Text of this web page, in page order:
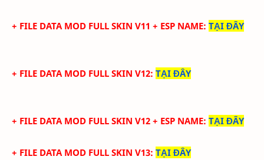
+ FILE DATA MOD FULL SKIN V11 + ESP NAME: TẠI ĐÂY
+ FILE DATA MOD FULL SKIN V12: TẠI ĐÂY
+ FILE DATA MOD FULL SKIN V12 + ESP NAME: TẠI ĐÂY
+ FILE DATA MOD FULL SKIN V13: TẠI ĐÂY